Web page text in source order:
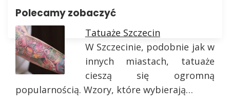
Polecamy zobaczyć
Tatuaże Szczecin
W Szczecinie, podobnie jak w
innych miastach, tatuaże
cieszą się ogromną
popularnością. Wzory, które wybierają…